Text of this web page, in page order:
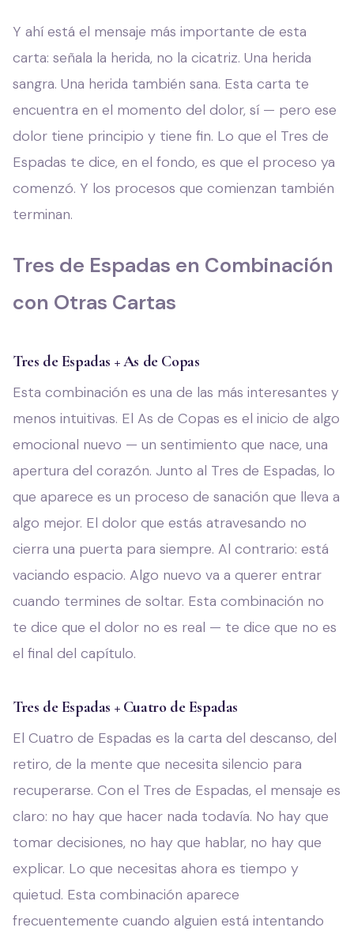
Y ahí está el mensaje más importante de esta
carta: señala la herida, no la cicatriz. Una herida
sangra. Una herida también sana. Esta carta te
encuentra en el momento del dolor, sí — pero ese
dolor tiene principio y tiene fin. Lo que el Tres de
Espadas te dice, en el fondo, es que el proceso ya
comenzó. Y los procesos que comienzan también
terminan.
Tres de Espadas en Combinación
con Otras Cartas
Tres de Espadas + As de Copas
Esta combinación es una de las más interesantes y
menos intuitivas. El As de Copas es el inicio de algo
emocional nuevo — un sentimiento que nace, una
apertura del corazón. Junto al Tres de Espadas, lo
que aparece es un proceso de sanación que lleva a
algo mejor. El dolor que estás atravesando no
cierra una puerta para siempre. Al contrario: está
vaciando espacio. Algo nuevo va a querer entrar
cuando termines de soltar. Esta combinación no
te dice que el dolor no es real — te dice que no es
el final del capítulo.
Tres de Espadas + Cuatro de Espadas
El Cuatro de Espadas es la carta del descanso, del
retiro, de la mente que necesita silencio para
recuperarse. Con el Tres de Espadas, el mensaje es
claro: no hay que hacer nada todavía. No hay que
tomar decisiones, no hay que hablar, no hay que
explicar. Lo que necesitas ahora es tiempo y
quietud. Esta combinación aparece
frecuentemente cuando alguien está intentando